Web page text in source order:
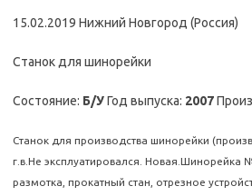
15.02.2019 Нижний Новгород (Россия)
Станок для шинорейки
Состояние: Б/УГод выпуска: 2007
Станок для производства шинорейки
г.в.Не эксплуатировался. Новая.Шинорейка
размотка, прокатный стан, отрезное